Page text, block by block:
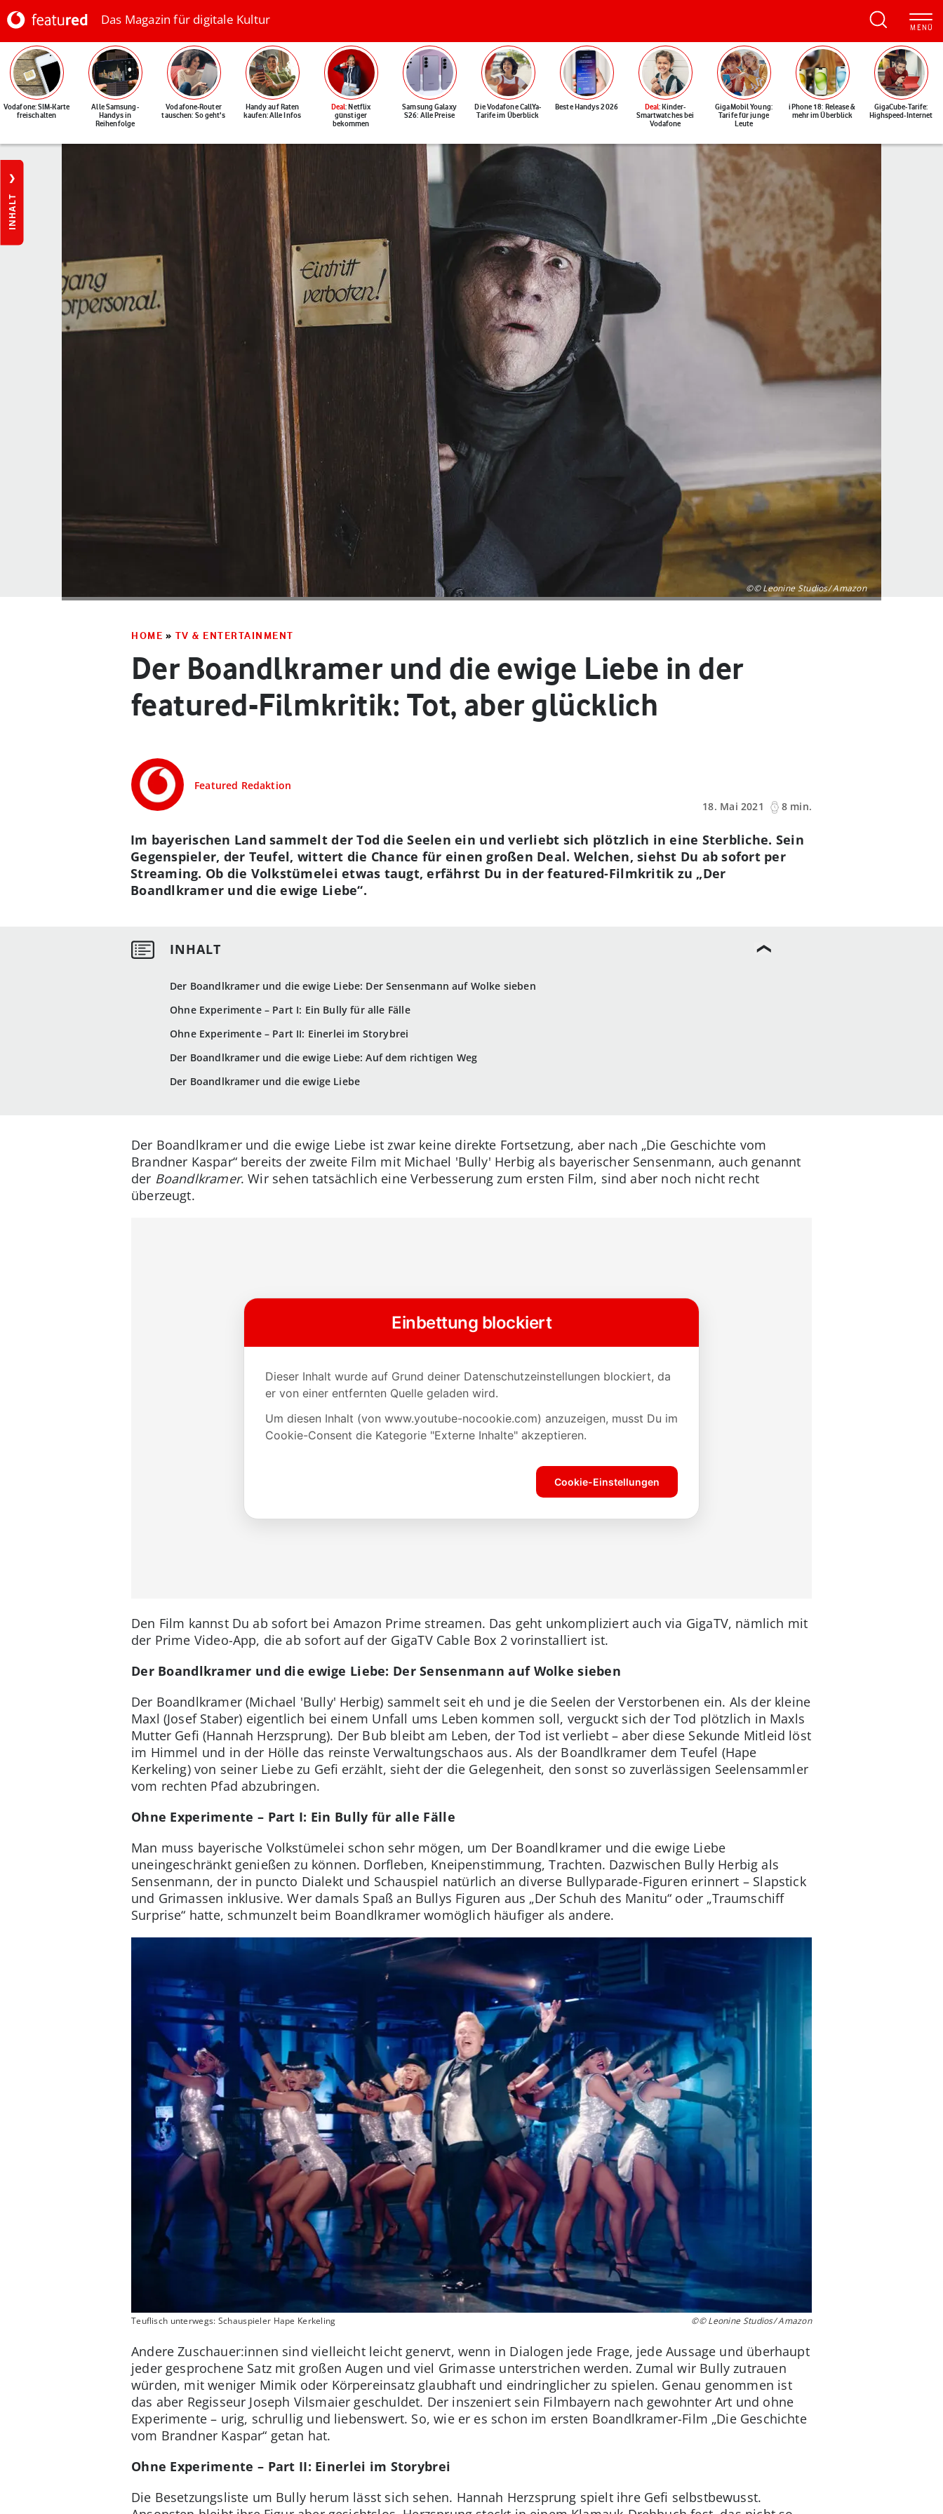
Das Magazin für digitale Kultur
Vodafone: SIM-Karte
freischalten
Alle Samsung-
Handys in
Reihenfolge
Vodafone-Router
tauschen: So geht's
Handy auf Raten
kaufen: Alle Infos
Deal: Netflix
günstiger
bekommen
Samsung Galaxy
S26: Alle Preise
Die Vodafone CallYa-
Tarife im Überblick
Beste Handys 2026 Deal: Kinder-
Smartwatches bei
Vodafone
GigaMobil Young:
Tarife für junge
Leute
iPhone 18: Release &
mehr im Überblick
GigaCube-Tarife:
Highspeed-Internet
INHALT
©© Leonine Studios/ Amazon
HOME » TV & ENTERTAINMENT
Der Boandlkramer und die ewige Liebe in der
featured-Filmkritik: Tot, aber glücklich
Featured Redaktion
18. Mai 2021
8 min.
Der Boandlkramer und die ewige Liebe: Der Sensenmann auf Wolke sieben
Ohne Experimente – Part I: Ein Bully für alle Fälle
Ohne Experimente – Part II: Einerlei im Storybrei
Der Boandlkramer und die ewige Liebe: Auf dem richtigen Weg
Der Boandlkramer und die ewige Liebe
Im bayerischen Land sammelt der Tod die Seelen ein und verliebt sich plötzlich in eine Sterbliche. Sein
Gegenspieler, der Teufel, wittert die Chance für einen großen Deal. Welchen, siehst Du ab sofort per
Streaming. Ob die Volkstümelei etwas taugt, erfährst Du in der featured-Filmkritik zu „Der
Boandlkramer und die ewige Liebe“.
Der Boandlkramer und die ewige Liebe ist zwar keine direkte Fortsetzung, aber nach „Die Geschichte vom
Brandner Kaspar“ bereits der zweite Film mit Michael 'Bully' Herbig als bayerischer Sensenmann, auch genannt
der Boandlkramer. Wir sehen tatsächlich eine Verbesserung zum ersten Film, sind aber noch nicht recht
überzeugt.
Den Film kannst Du ab sofort bei Amazon Prime streamen. Das geht unkompliziert auch via GigaTV, nämlich mit
der Prime Video-App, die ab sofort auf der GigaTV Cable Box 2 vorinstalliert ist.
Der Boandlkramer und die ewige Liebe: Der Sensenmann auf Wolke sieben
Der Boandlkramer (Michael 'Bully' Herbig) sammelt seit eh und je die Seelen der Verstorbenen ein. Als der kleine
Maxl (Josef Staber) eigentlich bei einem Unfall ums Leben kommen soll, verguckt sich der Tod plötzlich in Maxls
Mutter Gefi (Hannah Herzsprung). Der Bub bleibt am Leben, der Tod ist verliebt – aber diese Sekunde Mitleid löst
im Himmel und in der Hölle das reinste Verwaltungschaos aus. Als der Boandlkramer dem Teufel (Hape
Kerkeling) von seiner Liebe zu Gefi erzählt, sieht der die Gelegenheit, den sonst so zuverlässigen Seelensammler
vom rechten Pfad abzubringen.
Ohne Experimente – Part I: Ein Bully für alle Fälle
Man muss bayerische Volkstümelei schon sehr mögen, um Der Boandlkramer und die ewige Liebe
uneingeschränkt genießen zu können. Dorfleben, Kneipenstimmung, Trachten. Dazwischen Bully Herbig als
Sensenmann, der in puncto Dialekt und Schauspiel natürlich an diverse Bullyparade-Figuren erinnert – Slapstick
und Grimassen inklusive. Wer damals Spaß an Bullys Figuren aus „Der Schuh des Manitu“ oder „Traumschiff
Surprise“ hatte, schmunzelt beim Boandlkramer womöglich häufiger als andere.
Teuflisch unterwegs: Schauspieler Hape Kerkeling ©© Leonine Studios/ Amazon
Andere Zuschauer:innen sind vielleicht leicht genervt, wenn in Dialogen jede Frage, jede Aussage und überhaupt
jeder gesprochene Satz mit großen Augen und viel Grimasse unterstrichen werden. Zumal wir Bully zutrauen
würden, mit weniger Mimik oder Körpereinsatz glaubhaft und eindringlicher zu spielen. Genau genommen ist
das aber Regisseur Joseph Vilsmaier geschuldet. Der inszeniert sein Filmbayern nach gewohnter Art und ohne
Experimente – urig, schrullig und liebenswert. So, wie er es schon im ersten Boandlkramer-Film „Die Geschichte
vom Brandner Kaspar“ getan hat.
Ohne Experimente – Part II: Einerlei im Storybrei
Die Besetzungsliste um Bully herum lässt sich sehen. Hannah Herzsprung spielt ihre Gefi selbstbewusst.